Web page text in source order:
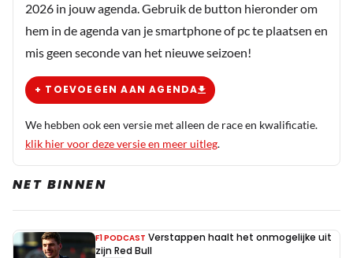
2026 in jouw agenda. Gebruik de button hieronder om
hem in de agenda van je smartphone of pc te plaatsen en
mis geen seconde van het nieuwe seizoen!
+ TOEVOEGEN AAN AGENDA
We hebben ook een versie met alleen de race en kwalificatie.
klik hier voor deze versie en meer uitleg.
NET BINNEN
F1 PODCAST Verstappen haalt het onmogelijke uit
zijn Red Bull